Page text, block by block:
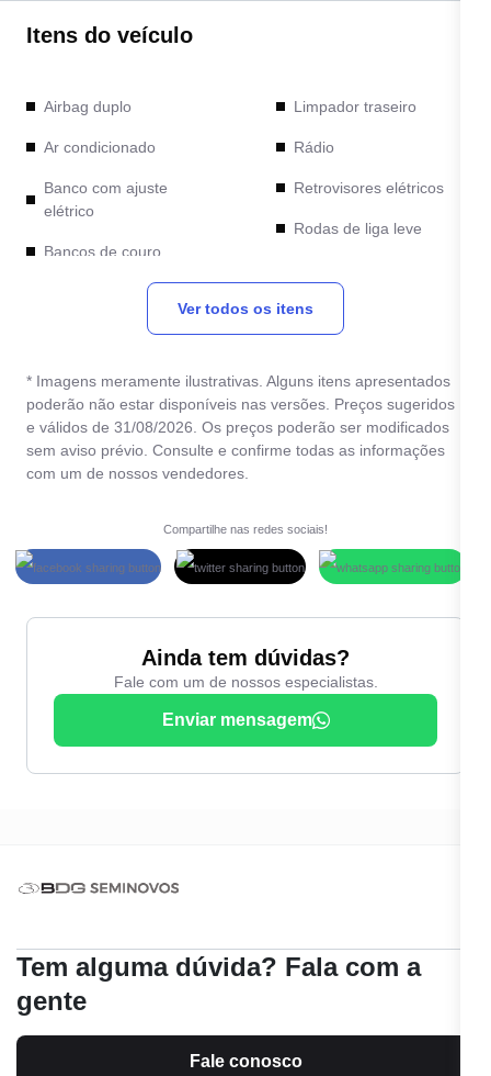
Itens do veículo
Airbag duplo
Ar condicionado
Banco com ajuste
elétrico
Bancos de couro
Desembaçador traseiro
Direção hidráulica
Limpador traseiro
Rádio
Retrovisores elétricos
Rodas de liga leve
Travas elétricas
Ver todos os itens
* Imagens meramente ilustrativas. Alguns itens apresentados
poderão não estar disponíveis nas versões. Preços sugeridos
e válidos de 31/08/2026. Os preços poderão ser modificados
sem aviso prévio. Consulte e confirme todas as informações
com um de nossos vendedores.
Compartilhe nas redes sociais!
Ainda tem dúvidas?
Fale com um de nossos especialistas.
Enviar mensagem
Tem alguma dúvida? Fala com a
gente
Fale conosco